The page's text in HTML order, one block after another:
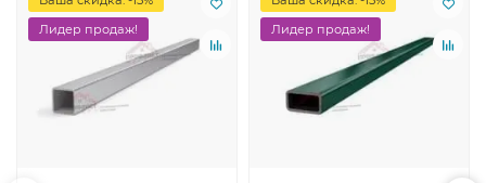
Лидер продаж!
Лидер продаж!